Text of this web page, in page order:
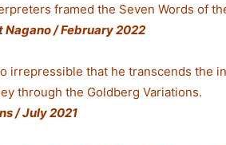
framed the Seven Words of
/ February 2022
that he transcends the
through the Goldberg Variations.
/ July 2021